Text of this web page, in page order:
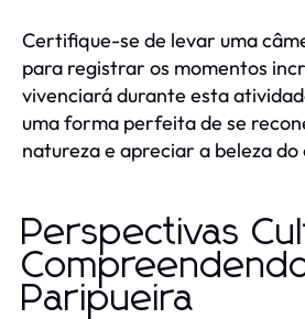
Certifique-se de levar uma
para registrar os momentos
vivenciará durante esta
uma forma perfeita de se
natureza e apreciar a beleza do
Perspectivas
Paripueira